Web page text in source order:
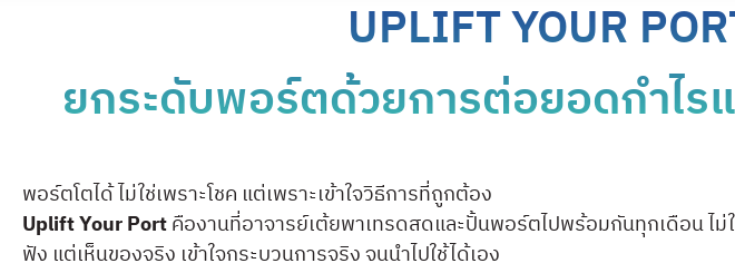
UPLIFT YOUR
ยกระดับพอร์ตด้วยการต่อยอดกำไร
พอร์ตโตได้ ไม่ใช่เพราะโชค แต่เพราะเข้าใจวิธีการที่ถูกต้อง
Uplift Your Portคืองานที่อาจารย์เต้ยพาเทรดสดและปั้นพอร์ตไปพร้อมกันทุกเดือน ไม่
ฟัง แต่เห็นของจริง เข้าใจกระบวนการจริง จนนำไปใช้ได้เอง